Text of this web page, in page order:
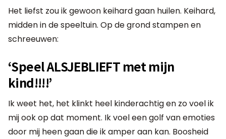
Het liefst zou ik gewoon keihard gaan huilen. Keihard,
midden in de speeltuin. Op de grond stampen en
schreeuwen:
‘Speel ALSJEBLIEFT met mijn
kind!!!!’
Ik weet het, het klinkt heel kinderachtig en zo voel ik
mij ook op dat moment. Ik voel een golf van emoties
door mij heen gaan die ik amper aan kan. Boosheid